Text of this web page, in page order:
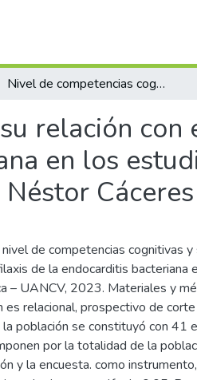
Nivel de competencias cognitivas y su relación con el manejo practico de profilaxis de la endocarditis bacteriana en los estudiantes de la Clínica Odontológica – Universidad Andina Néstor Cáceres Velásquez, 2022.
relación con
en los
de competencias cognitivas y
de la endocarditis bacteriana
– UANCV, 2023. Materiales y
es relacional, prospectivo de
población se constituyó con 41
por la totalidad de la
y la encuesta. como